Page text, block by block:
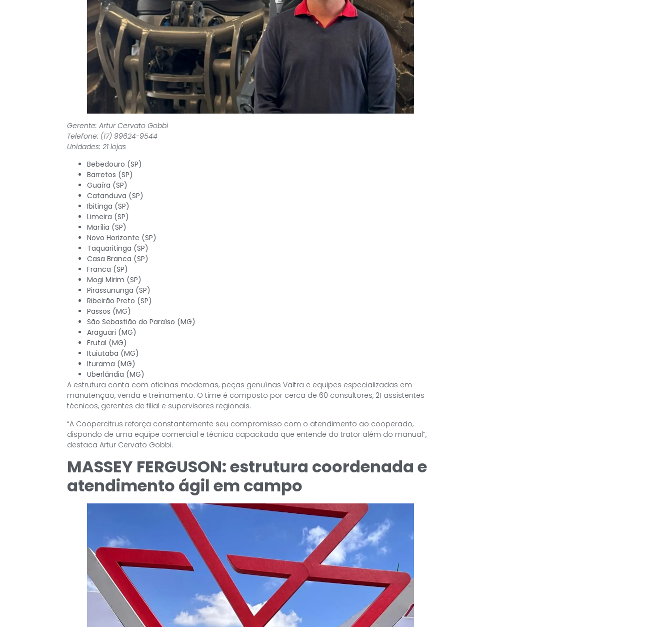
Gerente: Artur Cervato Gobbi
Telefone: (17) 99624-9544
Unidades: 21 lojas
Bebedouro (SP)
Barretos (SP)
Guaíra (SP)
Catanduva (SP)
Ibitinga (SP)
Limeira (SP)
Marília (SP)
Novo Horizonte (SP)
Taquaritinga (SP)
Casa Branca (SP)
Franca (SP)
Mogi Mirim (SP)
Pirassununga (SP)
Ribeirão Preto (SP)
Passos (MG)
São Sebastião do Paraíso (MG)
Araguari (MG)
Frutal (MG)
Ituiutaba (MG)
Iturama (MG)
Uberlândia (MG)
A estrutura conta com oficinas modernas, peças genuínas Valtra e equipes especializadas em
manutenção, venda e treinamento. O time é composto por cerca de 60 consultores, 21 assistentes
técnicos, gerentes de filial e supervisores regionais.
“A Coopercitrus reforça constantemente seu compromisso com o atendimento ao cooperado,
dispondo de uma equipe comercial e técnica capacitada que entende do trator além do manual”,
destaca Artur Cervato Gobbi.
MASSEY FERGUSON: estrutura coordenada e
atendimento ágil em campo